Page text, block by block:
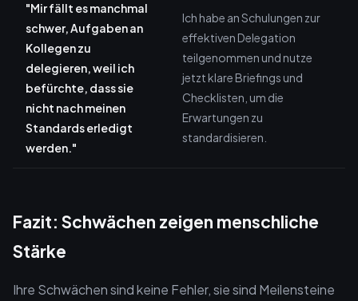
"Mir fällt es manchmal
schwer, Aufgaben an
Kollegen zu
delegieren, weil ich
befürchte, dass sie
nicht nach meinen
Standards erledigt
werden."
Ich habe an Schulungen zur
effektiven Delegation
teilgenommen und nutze
jetzt klare Briefings und
Checklisten, um die
Erwartungen zu
standardisieren.
Fazit: Schwächen zeigen menschliche
Stärke
Ihre Schwächen sind keine Fehler, sie sind Meilensteine